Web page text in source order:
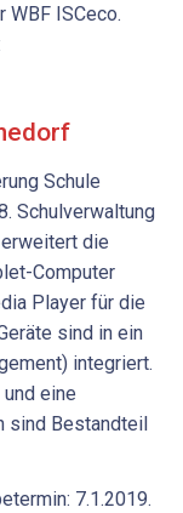
WBF ISCeco.
Schule
Schulverwaltung
die
Computer
Player für die
sind in ein
integriert.
eine
sind Bestandteil
7.1.2019.